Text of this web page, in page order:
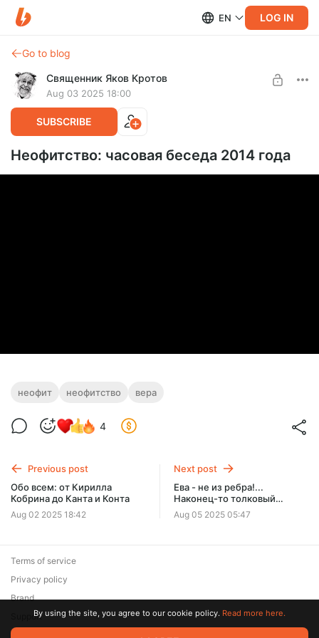
EN LOG IN
Go to blog
Священник Яков Кротов
Aug 03 2025 18:00
SUBSCRIBE
Неофитство: часовая беседа 2014 года
неофит неофитство вера
4
Previous post
Обо всем: от Кирилла
Кобрина до Канта и Конта
Aug 02 2025 18:42
Next post
Ева - не из ребра!...
Наконец-то толковый
комментарий к рассказу
книги Бытия
Aug 05 2025 05:47
Terms of service
Privacy policy
Brand
SupportBy using the site, you agree to our cookie policy. Read more here.